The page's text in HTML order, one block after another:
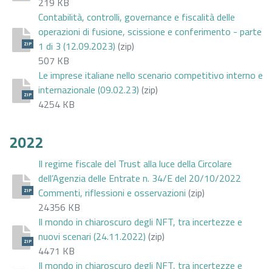
ZIP
Contabilità, controlli, governance e fiscalità delle
operazioni di fusione, scissione e conferimento - parte
1 di 3 (12.09.2023) (zip)
507 KB
ZIP
Le imprese italiane nello scenario competitivo interno e
internazionale (09.02.23) (zip)
4254 KB
2022
ZIP
Il regime fiscale del Trust alla luce della Circolare
dell’Agenzia delle Entrate n. 34/E del 20/10/2022
Commenti, riflessioni e osservazioni (zip)
24356 KB
ZIP
Il mondo in chiaroscuro degli NFT, tra incertezze e
nuovi scenari (24.11.2022) (zip)
4471 KB
Il mondo in chiaroscuro degli NFT, tra incertezze e